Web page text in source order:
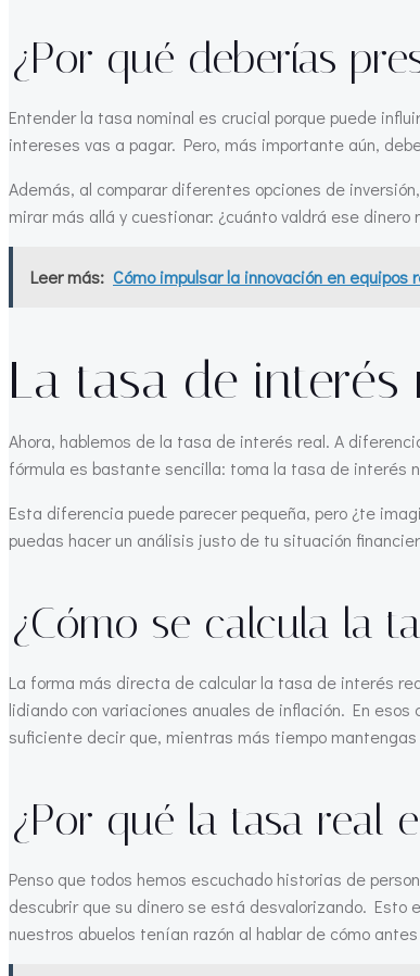
¿Por qué deberías
Entender la tasa nominal es crucial porque puede
intereses vas a pagar. Pero, más importante aún,
Además, al comparar diferentes opciones de
mirar más allá y cuestionar: ¿cuánto valdrá ese dinero
Leer más: Cómo impulsar la innovación en equipos
La tasa de
Ahora, hablemos de la tasa de interés real. A
fórmula es bastante sencilla: toma la tasa de interés
Esta diferencia puede parecer pequeña, pero ¿te
puedas hacer un análisis justo de tu situación
¿Cómo se calcula la
La forma más directa de calcular la tasa de interés
lidiando con variaciones anuales de inflación. En
suficiente decir que, mientras más tiempo
¿Por qué la tasa real
Penso que todos hemos escuchado historias de
descubrir que su dinero se está desvalorizando. Esto
nuestros abuelos tenían razón al hablar de cómo